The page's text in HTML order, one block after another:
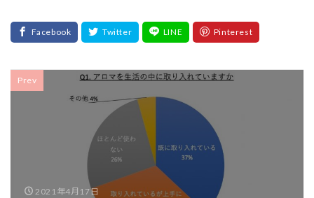
Prev
2021年4月17日